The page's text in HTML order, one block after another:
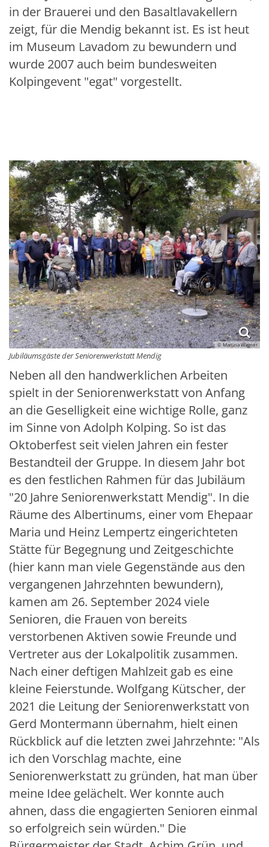
in der Brauerei und den Basaltlavakellern
zeigt, für die Mendig bekannt ist. Es ist heut
im Museum Lavadom zu bewundern und
wurde 2007 auch beim bundesweiten
Kolpingevent "egat" vorgestellt.
© Martina Wagner
Jubiläumsgäste der Seniorenwerkstatt Mendig
Neben all den handwerklichen Arbeiten
spielt in der Seniorenwerkstatt von Anfang
an die Geselligkeit eine wichtige Rolle, ganz
im Sinne von Adolph Kolping. So ist das
Oktoberfest seit vielen Jahren ein fester
Bestandteil der Gruppe. In diesem Jahr bot
es den festlichen Rahmen für das Jubiläum
"20 Jahre Seniorenwerkstatt Mendig". In die
Räume des Albertinums, einer vom Ehepaar
Maria und Heinz Lempertz eingerichteten
Stätte für Begegnung und Zeitgeschichte
(hier kann man viele Gegenstände aus den
vergangenen Jahrzehnten bewundern),
kamen am 26. September 2024 viele
Senioren, die Frauen von bereits
verstorbenen Aktiven sowie Freunde und
Vertreter aus der Lokalpolitik zusammen.
Nach einer deftigen Mahlzeit gab es eine
kleine Feierstunde. Wolfgang Kütscher, der
2021 die Leitung der Seniorenwerkstatt von
Gerd Montermann übernahm, hielt einen
Rückblick auf die letzten zwei Jahrzehnte: "Als
ich den Vorschlag machte, eine
Seniorenwerkstatt zu gründen, hat man über
meine Idee gelächelt. Wer konnte auch
ahnen, dass die engagierten Senioren einmal
so erfolgreich sein würden." Die